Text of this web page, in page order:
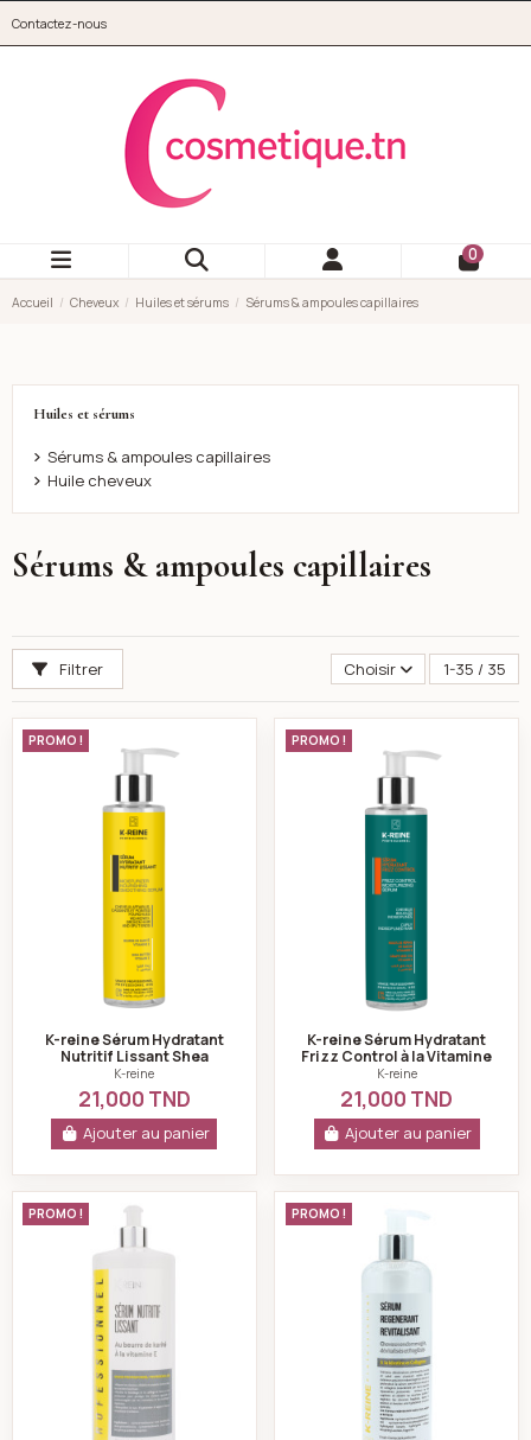
Contactez-nous
0
Accueil Cheveux Huiles et sérums Sérums & ampoules capillaires
Sérums & ampoules capillaires
Filtrer Choisir 1-35 / 35
K-reine Sérum Hydratant Nutritif Lissant Shea Butter
PROMO !
K-reine Sérum Hydratant
Nutritif Lissant Shea
Butter Vitamine E - 100 ml
K-reine
21,000 TND
Ajouter au panier
PROMO !
K-reine Sérum Hydratant
Frizz Control à la Vitamine
100ml
K-reine
21,000 TND
Ajouter au panier
k-reine Sérum nutritif lissant au beurre de karité et à
PROMO ! k-reine Sérum
PROMO !
Huiles et sérums
Sérums & ampoules capillaires
Huile cheveux